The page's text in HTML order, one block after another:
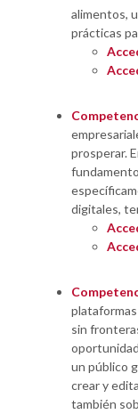
alimentos,
prácticas
prosperar.
digitales,
sin
un público
crear y
también